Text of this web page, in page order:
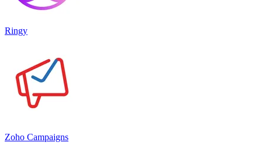
Ringy
Zoho Campaigns